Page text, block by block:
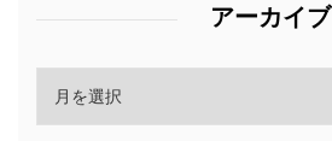
アーカイブ